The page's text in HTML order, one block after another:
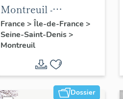
Montreuil -
Patrimoine
industriel -
Présentation
générale de l'étude :
dossier collectif
"usines"
France > Île-de-France >
Seine-Saint-Denis>
Montreuil
Dossier